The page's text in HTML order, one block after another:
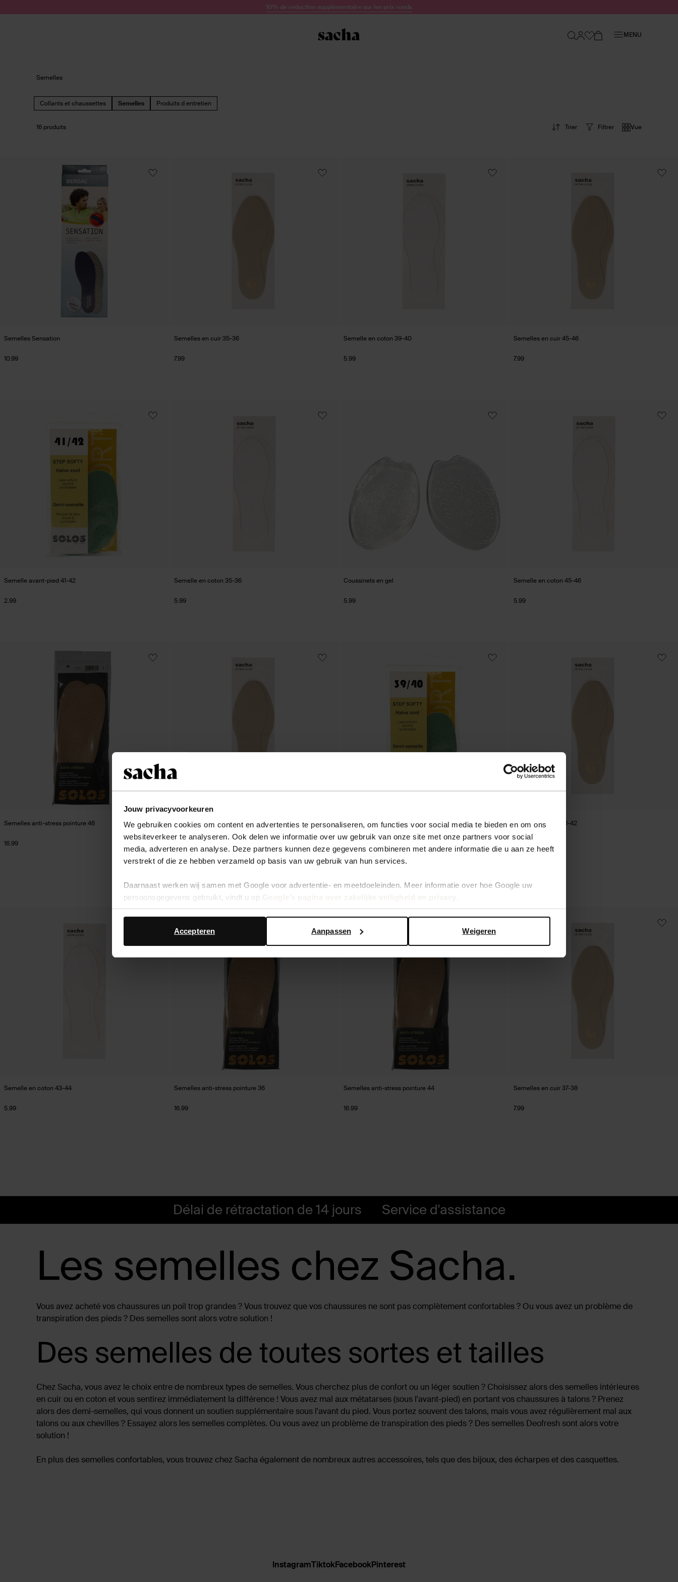
Jouw privacyvoorkeuren
We gebruiken cookies om content en advertenties te personaliseren, om functies voor social media te bieden en om ons
websiteverkeer te analyseren. Ook delen we informatie over uw gebruik van onze site met onze partners voor social
media, adverteren en analyse. Deze partners kunnen deze gegevens combineren met andere informatie die u aan ze heeft
verstrekt of die ze hebben verzameld op basis van uw gebruik van hun services.
Daarnaast werken wij samen met Google voor advertentie- en meetdoeleinden. Meer informatie over hoe Google uw
persoonsgegevens gebruikt, vindt u op
Weigeren
Aanpassen
Accepteren
10% de réduction supplémentaire sur les prix ronds
MENU
Semelles
Collants et chaussettes Semelles Produits d entretien
Filtrer Vue
16 produits Trier
Semelles Sensation
10.99
Semelles en cuir 35-36
7.99
Semelle en coton 39-40
5.99
Semelles en cuir 45-46
7.99
Semelle avant-pied 41-42
2.99
Semelle en coton 35-36
5.99
Coussinets en gel
5.99
Semelle en coton 45-46
5.99
Semelles anti-stress pointure 46
16.99
Semelles en cuir 43-44 Semelle avant-pied 39-40
2.99
Semelles en cuir 41-42
Semelle en coton 43-44
5.99
Semelles anti-stress pointure 36
16.99
Semelles anti-stress pointure 44
16.99
Semelles en cuir 37-38
7.99
Délai de rétractation de 14 jours Service d'assistance
Les semelles chez Sacha.
Vous avez acheté vos chaussures un poil trop grandes ? Vous trouvez que vos chaussures ne sont pas complètement confortables ? Ou vous avez un problème de
transpiration des pieds ? Des semelles sont alors votre solution !
Des semelles de toutes sortes et tailles
Chez Sacha, vous avez le choix entre de nombreux types de semelles. Vous cherchez plus de confort ou un léger soutien ? Choisissez alors des semelles intérieures
en cuir ou en coton et vous sentirez immédiatement la différence ! Vous avez mal aux métatarses (sous l'avant-pied) en portant vos chaussures à talons ? Prenez
alors des demi-semelles, qui vous donnent un soutien supplémentaire sous l'avant du pied. Vous portez souvent des talons, mais vous avez régulièrement mal aux
talons ou aux chevilles ? Essayez alors les semelles complètes. Ou vous avez un problème de transpiration des pieds ? Des semelles Deofresh sont alors votre
solution !
En plus des semelles confortables, vous trouvez chez Sacha également de nombreux autres accessoires, tels que des bijoux, des écharpes et des casquettes.
InstagramTiktokFacebookPinterest